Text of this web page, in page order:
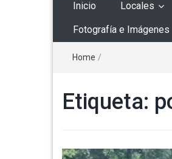
Inicio Locales
Fotografía e Imágenes
Home /
Etiqueta: